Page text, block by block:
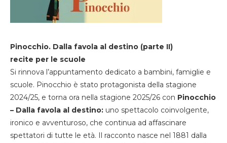
Pinocchio. Dalla favola al destino (parte II)
recite per le scuole
Si rinnova l’appuntamento dedicato a bambini, famiglie e
scuole. Pinocchio è stato protagonista della stagione
2024/25, e torna ora nella stagione 2025/26 con Pinocchio
– Dalla favola al destino: uno spettacolo coinvolgente,
ironico e avventuroso, che continua ad affascinare
spettatori di tutte le età. Il racconto nasce nel 1881 dalla